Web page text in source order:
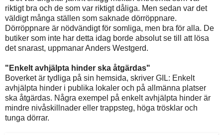
riktigt bra och de som var riktigt dåliga. Men sedan var det
väldigt många ställen som saknade dörröppnare.
Dörröppnare är nödvändigt för somliga, men bra för alla. De
butiker som inte har detta idag borde absolut se till att lösa
det snarast, uppmanar Anders Westgerd.
"Enkelt avhjälpta hinder ska åtgärdas"
Boverket är tydliga på sin hemsida, skriver GIL: Enkelt
avhjälpta hinder i publika lokaler och på allmänna platser
ska åtgärdas. Några exempel på enkelt avhjälpta hinder är
mindre nivåskillnader eller trappsteg, höga trösklar och
tunga dörrar.